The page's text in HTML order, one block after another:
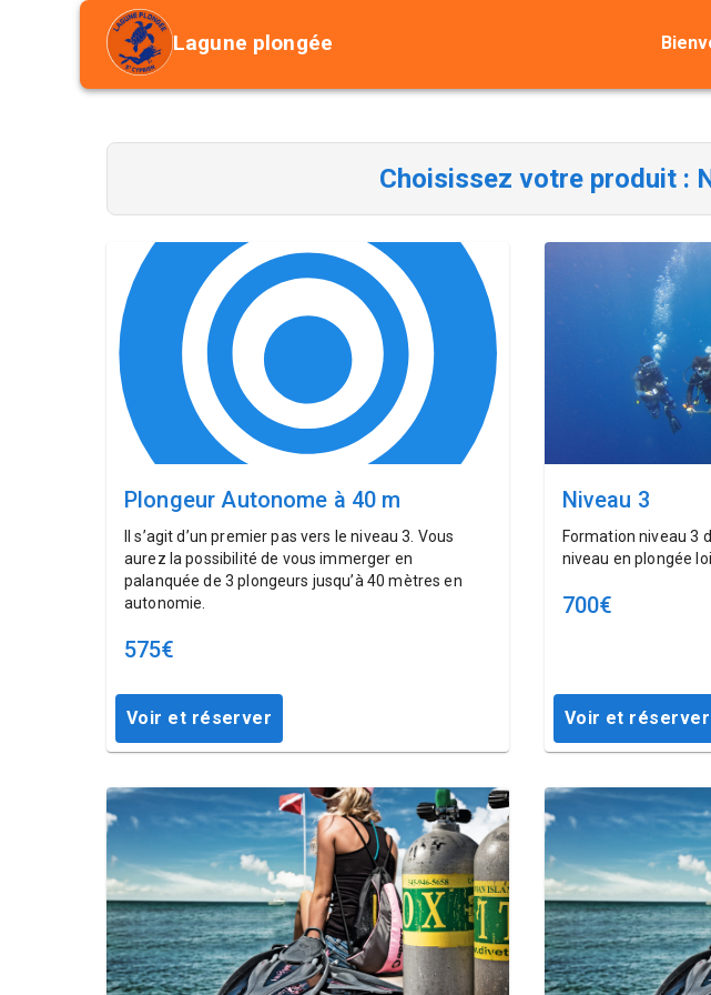
Lagune plongée
Choisissez votre produit :
Plongeur Autonome à 40 m
Il s’agit d’un premier pas vers le niveau 3. Vous
aurez la possibilité de vous immerger en
palanquée de 3 plongeurs jusqu’à 40 mètres en
autonomie.
575€
Voir et réserver
Niveau 3
Formation niveau 3
niveau en plongée
700€
Voir et réserver